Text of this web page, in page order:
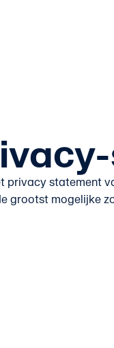
privacy statement
grootst mogelijke